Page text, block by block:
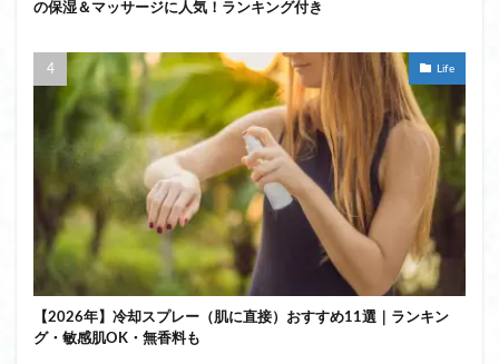
の保湿＆マッサージに人気！ランキング付き
Life
【2026年】冷却スプレー（肌に直接）おすすめ11選｜ランキン
グ・敏感肌OK・無香料も